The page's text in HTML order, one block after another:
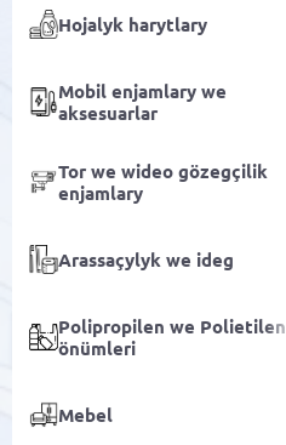
Hojalyk harytlary
Mobil enjamlary we
aksesuarlar
Tor we wideo gözegçilik
enjamlary
Arassaçylyk we ideg
Polipropilen we Polietilen
önümleri
Mebel